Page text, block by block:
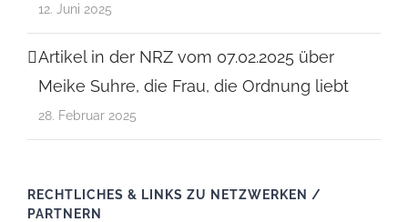
12. Juni 2025
Artikel in der NRZ vom 07.02.2025 über
Meike Suhre, die Frau, die Ordnung liebt
28. Februar 2025
RECHTLICHES & LINKS ZU NETZWERKEN /
PARTNERN